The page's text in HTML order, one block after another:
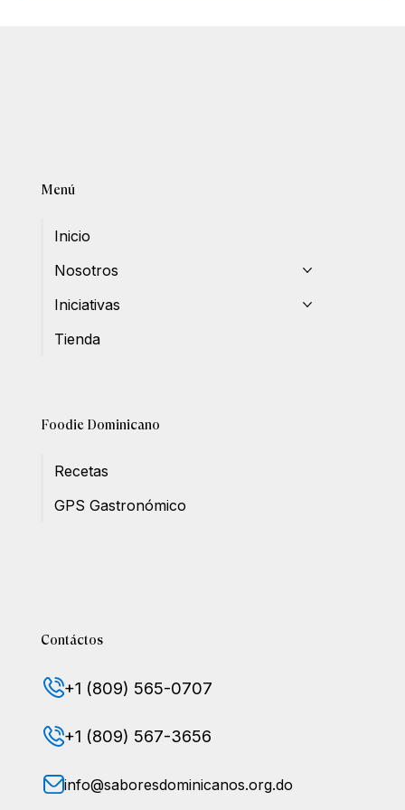
Menú
Inicio
Nosotros
Iniciativas
Tienda
Foodie Dominicano
Recetas
GPS Gastronómico
Contáctos
+1 (809) 565-0707
+1 (809) 567-3656
info@saboresdominicanos.org.do